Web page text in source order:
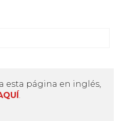
esta página en inglés,
.